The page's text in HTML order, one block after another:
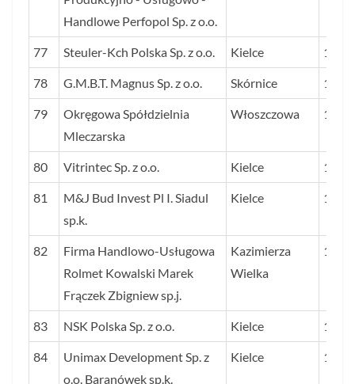
Handlowe Perfopol Sp. z o.o.
77 Steuler-Kch Polska Sp. z o.o. Kielce 136
78 G.M.B.T. Magnus Sp. z o.o. Skórnice 134
79
Okręgowa Spółdzielnia
Mleczarska
Włoszczowa 134
80 Vitrintec Sp. z o.o. Kielce 133
81
M&J Bud Invest Pl I. Siadul
sp.k.
Kielce 131
82
Firma Handlowo-Usługowa
Rolmet Kowalski Marek
Frączek Zbigniew sp.j.
Kazimierza
Wielka
131
83 NSK Polska Sp. z o.o. Kielce 130
84
Unimax Development Sp. z
o.o. Baranówek sp.k.
Kielce 130